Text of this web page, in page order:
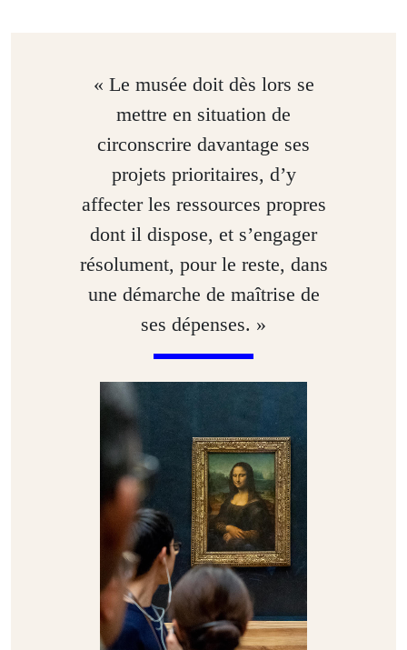
« Le musée doit dès lors se
mettre en situation de
circonscrire davantage ses
projets prioritaires, d’y
affecter les ressources propres
dont il dispose, et s’engager
résolument, pour le reste, dans
une démarche de maîtrise de
ses dépenses. »